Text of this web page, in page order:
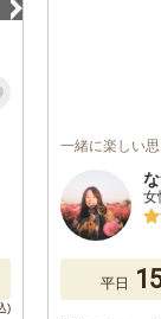
一緒に楽しい
女
平日